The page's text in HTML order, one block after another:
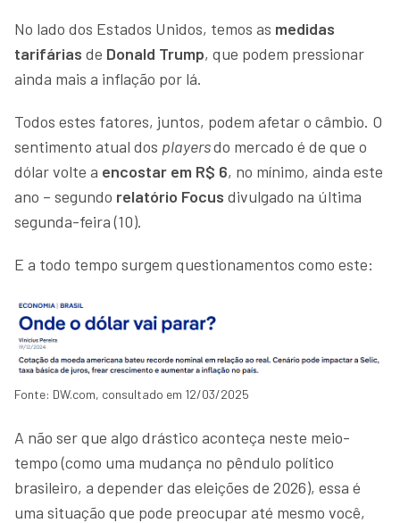
No lado dos Estados Unidos, temos as medidas
tarifárias de Donald Trump, que podem pressionar
ainda mais a inflação por lá.
Todos estes fatores, juntos, podem afetar o câmbio. O
sentimento atual dos playersdo mercado é de que o
dólar volte a encostar em R$ 6, no mínimo, ainda este
ano – segundo relatório Focus divulgado na última
segunda-feira (10).
E a todo tempo surgem questionamentos como este:
Fonte: DW.com, consultado em 12/03/2025
A não ser que algo drástico aconteça neste meio-
tempo (como uma mudança no pêndulo político
brasileiro, a depender das eleições de 2026), essa é
uma situação que pode preocupar até mesmo você,